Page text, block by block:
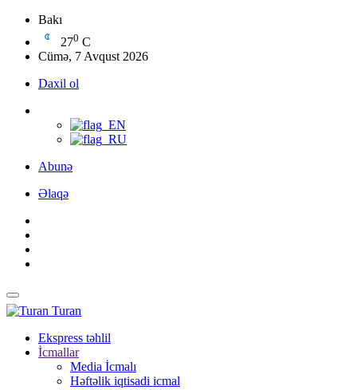
Bakı
270 C
Cümə, 7 Avqust 2026
Daxil ol
Abunə
Əlaqə
Turan
Ekspress təhlil
İcmallar
Media İcmalı
Həftəlik iqtisadi icmal